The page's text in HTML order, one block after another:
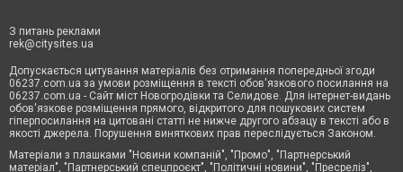
З питань реклами
rek@citysites.ua
Допускається цитування матеріалів без отримання попередньої згоди
06237.com.ua за умови розміщення в тексті обов'язкового посилання на
06237.com.ua - Сайт міст Новогродівки та Селидове. Для інтернет-видань
обов'язкове розміщення прямого, відкритого для пошукових систем
гіперпосилання на цитовані статті не нижче другого абзацу в тексті або в
якості джерела. Порушення виняткових прав переслідується Законом.
Матеріали з плашками "Новини компаній", "Промо", "Партнерський
матеріал", "Партнерський спецпроєкт", "Політичні новини", "Пресреліз",